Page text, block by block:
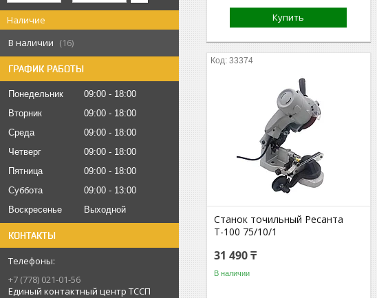
Наличие
В наличии
16
ГРАФИК РАБОТЫ
Понедельник 09:00
18:00
Вторник
09:00
18:00
Среда
09:00
18:00
Четверг
09:00
18:00
Пятница
09:00
18:00
Суббота
09:00
13:00
Воскресенье
Выходной
КОНТАКТЫ
+7 (778) 021-01-56
Единый контактный центр ТССП
Купить
33374
Станок точильный Ресанта
Т-100 75/10/1
31 490 ₸
В наличии